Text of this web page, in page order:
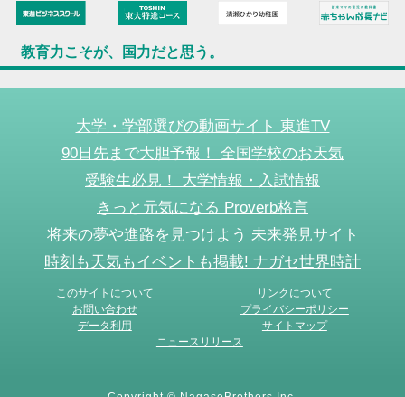
教育力こそが、国力だと思う。
大学・学部選びの動画サイト 東進TV
90日先まで大胆予報！ 全国学校のお天気
受験生必見！ 大学情報・入試情報
きっと元気になる Proverb格言
将来の夢や進路を見つけよう 未来発見サイト
時刻も天気もイベントも掲載! ナガセ世界時計
このサイトについて
リンクについて
お問い合わせ
プライバシーポリシー
データ利用
サイトマップ
ニュースリリース